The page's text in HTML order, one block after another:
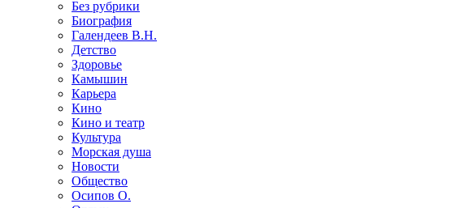
Без рубрики
Биография
Галендеев В.Н.
Детство
Здоровье
Камышин
Карьера
Кино
Кино и театр
Культура
Морская душа
Новости
Общество
Осипов О.